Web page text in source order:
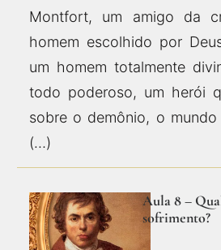
Montfort, um amigo da
homem escolhido por
um homem totalmente
todo poderoso, um herói
sobre o demônio, o
(…)
Aula 8 –
sofrimento?